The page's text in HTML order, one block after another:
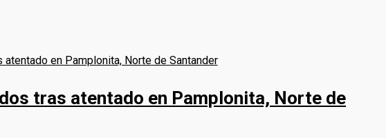
tras atentado en Pamplonita, Norte de